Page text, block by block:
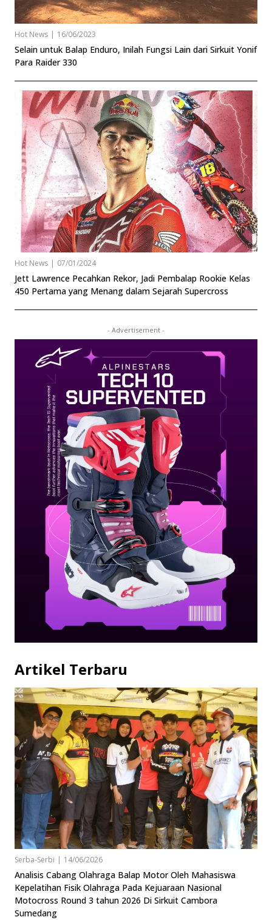
Hot News | 16/06/2023
Selain untuk Balap Enduro, Inilah Fungsi Lain dari Sirkuit Yonif
Para Raider 330
Hot News | 07/01/2024
Jett Lawrence Pecahkan Rekor, Jadi Pembalap Rookie Kelas
450 Pertama yang Menang dalam Sejarah Supercross
- Advertisement -
Artikel Terbaru
Serba-Serbi | 14/06/2026
Analisis Cabang Olahraga Balap Motor Oleh Mahasiswa
Kepelatihan Fisik Olahraga Pada Kejuaraan Nasional
Motocross Round 3 tahun 2026 Di Sirkuit Cambora
Sumedang